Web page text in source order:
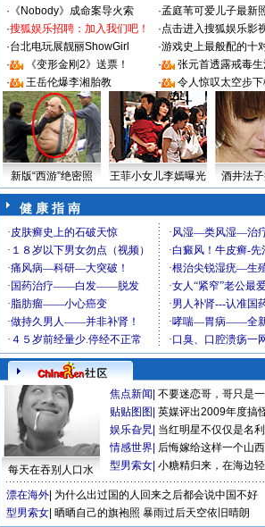
· 《Nobody》成命案导火索 ·孟庭苇可爱儿子最新
·搜狐娱乐招聘：加入我们吧！ ·点击进入搜狐娱乐影
·台北电玩展靓丽ShowGirl ·游戏史上最般配的十
·
《变形金刚2》送票！ ·
张元首透露戒毒
·
王岳伦爆李湘胎教 · 令人惊叹太空步
新版“西游”绝密照 王菲小女儿李嫣曝光 酒井法
健 康 指 南
每天在吞别人口水
焦点新闻 不要迷恋哥，哥只是
贴贴图图 英媒评出2009年度搞
娱乐旮旯 当红明星不仅仅是名
情感世界 后悔嫁给这样一个山
型男索女 小糖精归来，在海边
漂在海外 为什么出过国的人回来之后都会说中国不好
型男索女 晒晒自己的旗袍照 暴雨过后天空依旧晴朗